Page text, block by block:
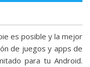
es posible y la mejor
de juegos y apps de
para tu Android.